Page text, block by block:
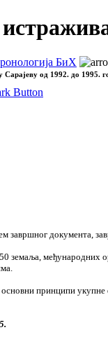
БиХ
Сарајеву од 1992. до 1995.
документа,
земаља, међународних
принципи